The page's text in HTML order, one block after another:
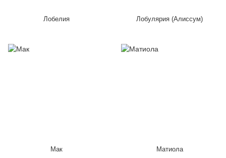
Лобелия Лобулярия (Алиссум)
Мак Матиола